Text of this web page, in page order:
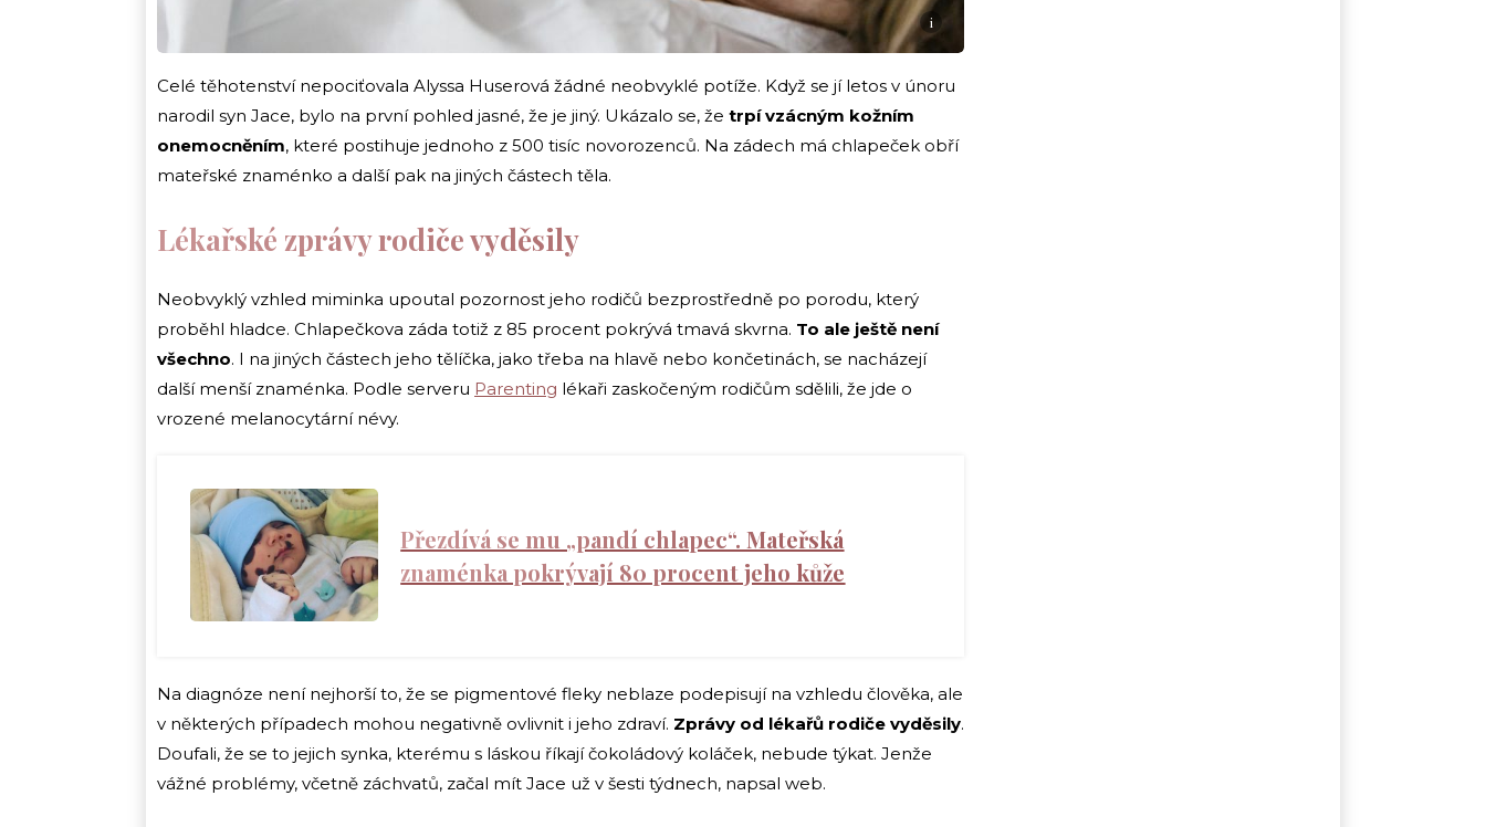
i
Celé těhotenství nepociťovala Alyssa Huserová žádné neobvyklé potíže. Když se jí letos v únoru
narodil syn Jace, bylo na první pohled jasné, že je jiný. Ukázalo se, že trpí vzácným kožním
onemocněním, které postihuje jednoho z 500 tisíc novorozenců. Na zádech má chlapeček obří
mateřské znaménko a další pak na jiných částech těla.
Lékařské zprávy rodiče vyděsily
Neobvyklý vzhled miminka upoutal pozornost jeho rodičů bezprostředně po porodu, který
proběhl hladce. Chlapečkova záda totiž z 85 procent pokrývá tmavá skvrna. To ale ještě není
všechno. I na jiných částech jeho tělíčka, jako třeba na hlavě nebo končetinách, se nacházejí
další menší znaménka. Podle serveru Parenting lékaři zaskočeným rodičům sdělili, že jde o
vrozené melanocytární névy.
Přezdívá se mu „pandí chlapec“. Mateřská
znaménka pokrývají 80 procent jeho kůže
Na diagnóze není nejhorší to, že se pigmentové fleky neblaze podepisují na vzhledu člověka, ale
v některých případech mohou negativně ovlivnit i jeho zdraví. Zprávy od lékařů rodiče vyděsily.
Doufali, že se to jejich synka, kterému s láskou říkají čokoládový koláček, nebude týkat. Jenže
vážné problémy, včetně záchvatů, začal mít Jace už v šesti týdnech, napsal web.